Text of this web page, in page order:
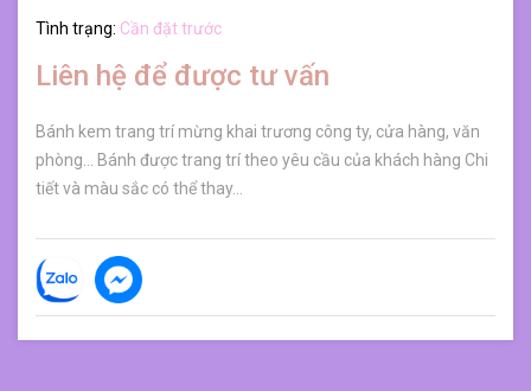
Tình trạng: Cần đặt trước
Liên hệ để được tư vấn
Bánh kem trang trí mừng khai trương công ty, cửa hàng, văn
phòng... Bánh được trang trí theo yêu cầu của khách hàng Chi
tiết và màu sắc có thể thay...